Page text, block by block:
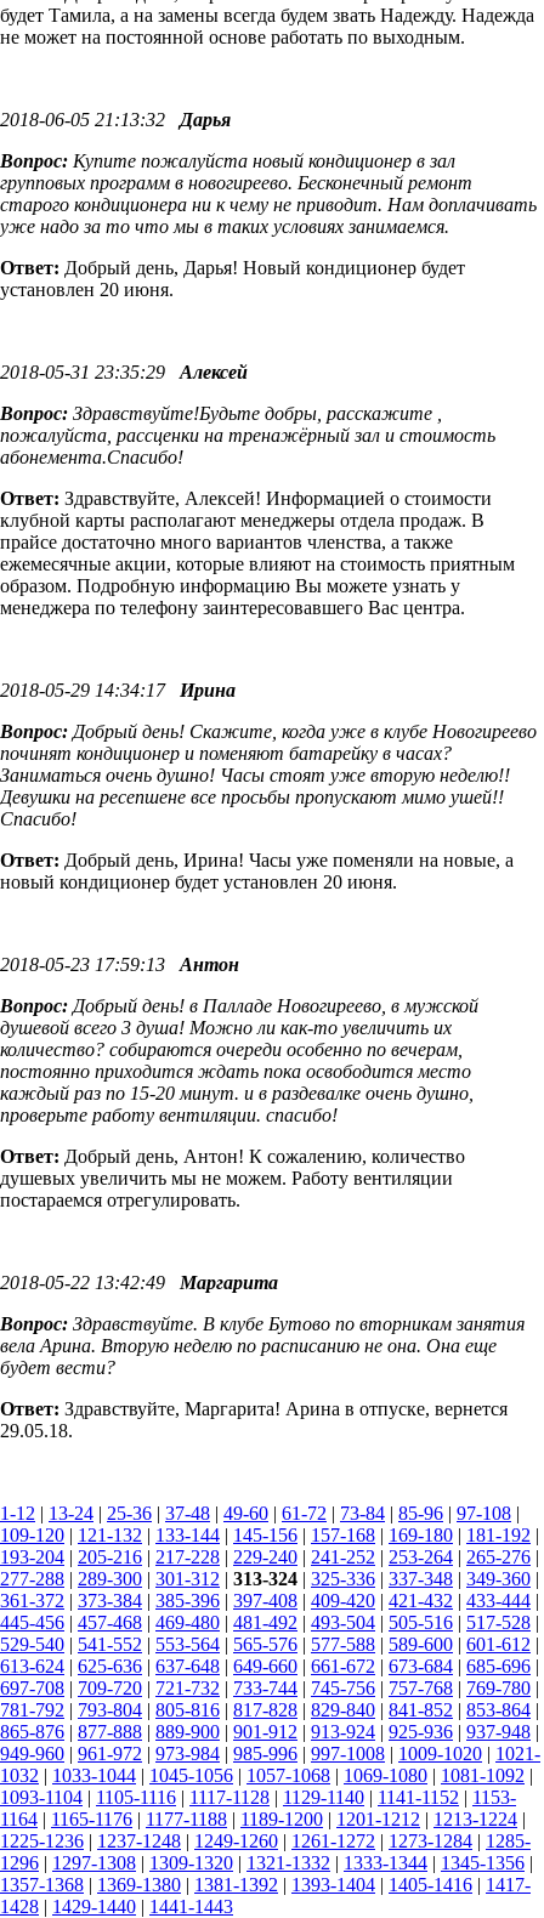
будет Тамила, а на замены всегда будем звать Надежду. Надежда
не может на постоянной основе работать по выходным.
2018-06-05 21:13:32 Дарья
Вопрос: Купите пожалуйста новый кондиционер в зал
групповых программ в новогиреево. Бесконечный ремонт
старого кондиционера ни к чему не приводит. Нам доплачивать
уже надо за то что мы в таких условиях занимаемся.
Ответ: Добрый день, Дарья! Новый кондиционер будет
установлен 20 июня.
2018-05-31 23:35:29 Алексей
Вопрос: Здравствуйте!Будьте добры, расскажите ,
пожалуйста, рассценки на тренажёрный зал и стоимость
абонемента.Спасибо!
Ответ: Здравствуйте, Алексей! Информацией о стоимости
клубной карты располагают менеджеры отдела продаж. В
прайсе достаточно много вариантов членства, а также
ежемесячные акции, которые влияют на стоимость приятным
образом. Подробную информацию Вы можете узнать у
менеджера по телефону заинтересовавшего Вас центра.
2018-05-29 14:34:17 Ирина
Вопрос: Добрый день! Скажите, когда уже в клубе Новогиреево
починят кондиционер и поменяют батарейку в часах?
Заниматься очень душно! Часы стоят уже вторую неделю!!
Девушки на ресепшене все просьбы пропускают мимо ушей!!
Спасибо!
Ответ: Добрый день, Ирина! Часы уже поменяли на новые, а
новый кондиционер будет установлен 20 июня.
2018-05-23 17:59:13 Антон
Вопрос: Добрый день! в Палладе Новогиреево, в мужской
душевой всего 3 душа! Можно ли как-то увеличить их
количество? собираются очереди особенно по вечерам,
постоянно приходится ждать пока освободится место
каждый раз по 15-20 минут. и в раздевалке очень душно,
проверьте работу вентиляции. спасибо!
Ответ: Добрый день, Антон! К сожалению, количество
душевых увеличить мы не можем. Работу вентиляции
постараемся отрегулировать.
2018-05-22 13:42:49 Маргарита
Вопрос: Здравствуйте. В клубе Бутово по вторникам занятия
вела Арина. Вторую неделю по расписанию не она. Она еще
будет вести?
Ответ: Здравствуйте, Маргарита! Арина в отпуске, вернется
29.05.18.
1-12 | 13-24 | 25-36 | 37-48 | 49-60 | 61-72 | 73-84 | 85-96 | 97-108 |
109-120 | 121-132 | 133-144 | 145-156 | 157-168 | 169-180 | 181-192 |
193-204 | 205-216 | 217-228 | 229-240 | 241-252 | 253-264 | 265-276 |
277-288 | 289-300 | 301-312 | 313-324 | 325-336 | 337-348 | 349-360 |
361-372 | 373-384 | 385-396 | 397-408 | 409-420 | 421-432 | 433-444 |
445-456 | 457-468 | 469-480 | 481-492 | 493-504 | 505-516 | 517-528 |
529-540 | 541-552 | 553-564 | 565-576 | 577-588 | 589-600 | 601-612 |
613-624 | 625-636 | 637-648 | 649-660 | 661-672 | 673-684 | 685-696 |
697-708 | 709-720 | 721-732 | 733-744 | 745-756 | 757-768 | 769-780 |
781-792 | 793-804 | 805-816 | 817-828 | 829-840 | 841-852 | 853-864 |
865-876 | 877-888 | 889-900 | 901-912 | 913-924 | 925-936 | 937-948 |
949-960 | 961-972 | 973-984 | 985-996 | 997-1008 | 1009-1020 | 1021-
1032 | 1033-1044 | 1045-1056 | 1057-1068 | 1069-1080 | 1081-1092 |
1093-1104 | 1105-1116 | 1117-1128 | 1129-1140 | 1141-1152 | 1153-
1164 | 1165-1176 | 1177-1188 | 1189-1200 | 1201-1212 | 1213-1224 |
1225-1236 | 1237-1248 | 1249-1260 | 1261-1272 | 1273-1284 | 1285-
1296 | 1297-1308 | 1309-1320 | 1321-1332 | 1333-1344 | 1345-1356 |
1357-1368 | 1369-1380 | 1381-1392 | 1393-1404 | 1405-1416 | 1417-
1428 | 1429-1440 | 1441-1443